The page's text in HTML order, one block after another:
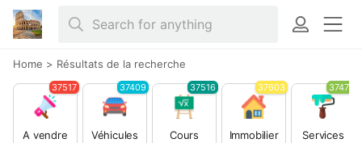
Home > Résultats de la recherche
A vendre
37517
Véhicules
37409
Cours
37516
Immobilier
37603
Services
37479